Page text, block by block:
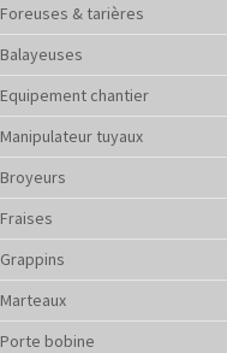
Foreuses & tarières
Balayeuses
Equipement chantier
Manipulateur tuyaux
Broyeurs
Fraises
Grappins
Marteaux
Porte bobine